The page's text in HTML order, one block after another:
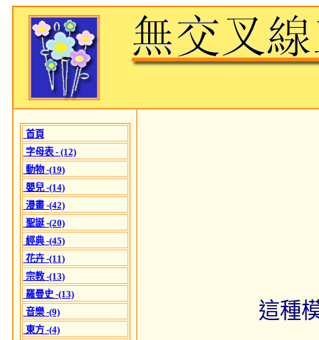
首頁
字母表 - (12)
動物 -(19)
嬰兒 -(14)
漫畫 -(42)
聖誕 -(20)
經典 -(45)
花卉 -(11)
宗教 -(13)
羅曼史 -(13)
音樂 -(9)
東方 -(4)
這種